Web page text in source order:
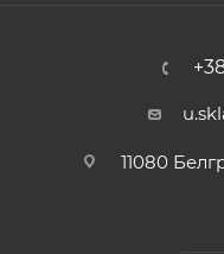
11080